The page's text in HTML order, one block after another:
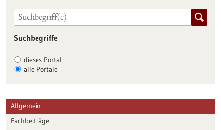
Suchbegriffe
dieses Portal
alle Portale
Allgemein
Fachbeiträge